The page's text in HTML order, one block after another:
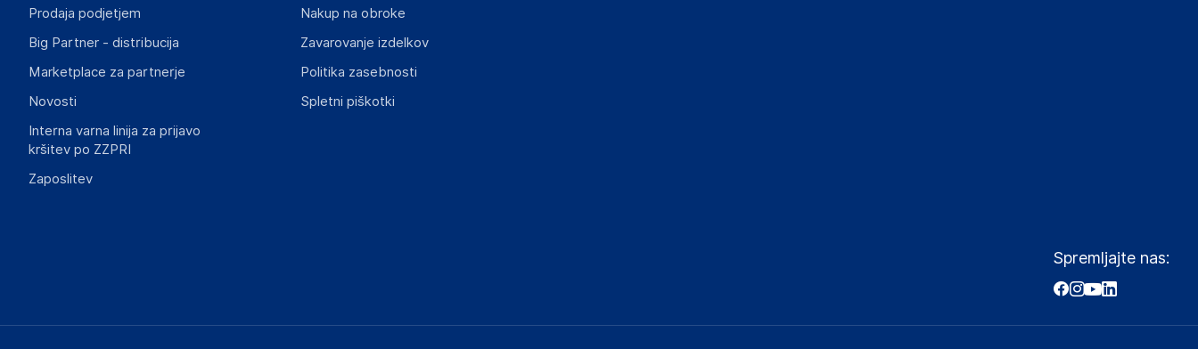
Prodaja podjetjem
Big Partner - distribucija
Marketplace za partnerje
Novosti
Interna varna linija za prijavo
kršitev po ZZPRI
Zaposlitev
Nakup na obroke
Zavarovanje izdelkov
Politika zasebnosti
Spletni piškotki
Spremljajte nas: